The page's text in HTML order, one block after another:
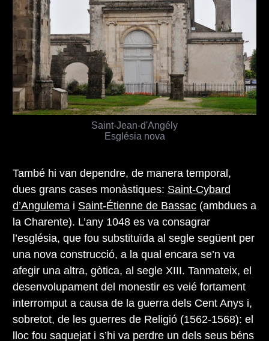
També hi van dependre, de manera temporal,
dues grans cases monàstiques: Saint-Cybard
d’Angulema i Saint-Étienne de Bassac (ambdues a
la Charente). L’any 1048 es va consagrar
l’església, que fou substituïda al segle següent per
una nova construcció, a la qual encara se’n va
afegir una altra, gòtica, al segle XIII. Tanmateix, el
desenvolupament del monestir es veié fortament
interromput a causa de la guerra dels Cent Anys i,
sobretot, de les guerres de Religió (1562-1568): el
lloc fou saquejat i s’hi va perdre un dels seus béns
Saint-Jean-d'Angély
Església nova